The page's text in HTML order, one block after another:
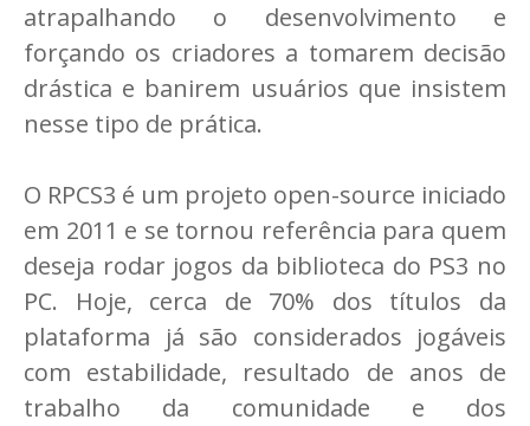
atrapalhando o desenvolvimento e
forçando os criadores a tomarem decisão
drástica e banirem usuários que insistem
nesse tipo de prática.
O RPCS3 é um projeto open-source iniciado
em 2011 e se tornou referência para quem
deseja rodar jogos da biblioteca do PS3 no
PC. Hoje, cerca de 70% dos títulos da
plataforma já são considerados jogáveis
com estabilidade, resultado de anos de
trabalho da comunidade e dos